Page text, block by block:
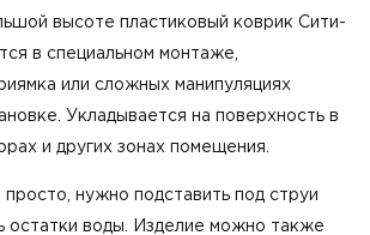
высоте пластиковый коврик Сити-
в специальном монтаже,
или сложных манипуляциях
Укладывается на поверхность в
и других зонах помещения.
просто, нужно подставить под струи
остатки воды. Изделие можно также